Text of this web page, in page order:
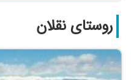
روستای نقلان